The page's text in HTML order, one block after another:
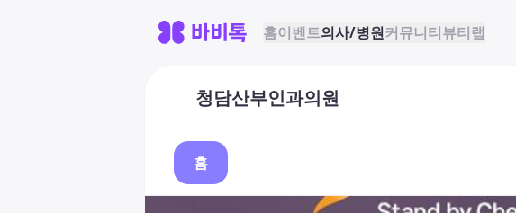
홈이벤트의사/병원커뮤니티뷰티랩
청담산부인과의원
홈